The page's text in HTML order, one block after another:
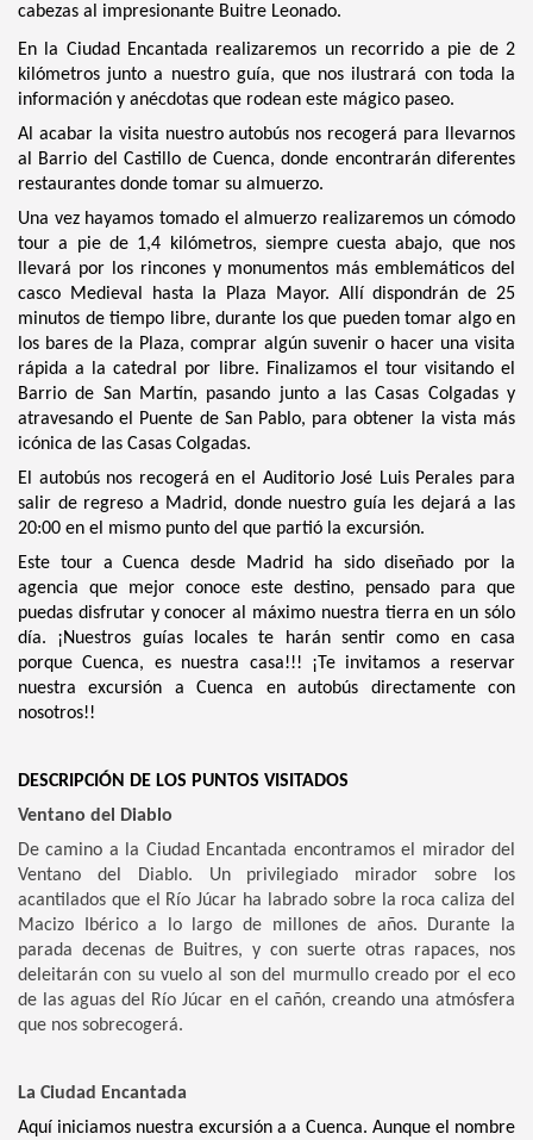
cabezas al impresionante Buitre Leonado.
En la Ciudad Encantada realizaremos un recorrido a pie de 2
kilómetros junto a nuestro guía, que nos ilustrará con toda la
información y anécdotas que rodean este mágico paseo.
Al acabar la visita nuestro autobús nos recogerá para llevarnos
al Barrio del Castillo de Cuenca, donde encontrarán diferentes
restaurantes donde tomar su almuerzo.
Una vez hayamos tomado el almuerzo realizaremos un cómodo
tour a pie de 1,4 kilómetros, siempre cuesta abajo, que nos
llevará por los rincones y monumentos más emblemáticos del
casco Medieval hasta la Plaza Mayor. Allí dispondrán de 25
minutos de tiempo libre, durante los que pueden tomar algo en
los bares de la Plaza, comprar algún suvenir o hacer una visita
rápida a la catedral por libre. Finalizamos el tour visitando el
Barrio de San Martín, pasando junto a las Casas Colgadas y
atravesando el Puente de San Pablo, para obtener la vista más
icónica de las Casas Colgadas.
El autobús nos recogerá en el Auditorio José Luis Perales para
salir de regreso a Madrid, donde nuestro guía les dejará a las
20:00 en el mismo punto del que partió la excursión.
Este tour a Cuenca desde Madrid ha sido diseñado por la
agencia que mejor conoce este destino, pensado para que
puedas disfrutar y conocer al máximo nuestra tierra en un sólo
día. ¡Nuestros guías locales te harán sentir como en casa
porque Cuenca, es nuestra casa!!! ¡Te invitamos a reservar
nuestra excursión a Cuenca en autobús directamente con
nosotros!!
DESCRIPCIÓN DE LOS PUNTOS VISITADOS
Ventano del Diablo
De camino a la Ciudad Encantada encontramos el mirador del
Ventano del Diablo. Un privilegiado mirador sobre los
acantilados que el Río Júcar ha labrado sobre la roca caliza del
Macizo Ibérico a lo largo de millones de años. Durante la
parada decenas de Buitres, y con suerte otras rapaces, nos
deleitarán con su vuelo al son del murmullo creado por el eco
de las aguas del Río Júcar en el cañón, creando una atmósfera
que nos sobrecogerá.
La Ciudad Encantada
Aquí iniciamos nuestra excursión a a Cuenca. Aunque el nombre